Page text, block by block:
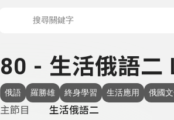
80 - 生活俄語二
俄語 羅勝雄 終身學習 生活應用 俄國
主節目
生活俄語二